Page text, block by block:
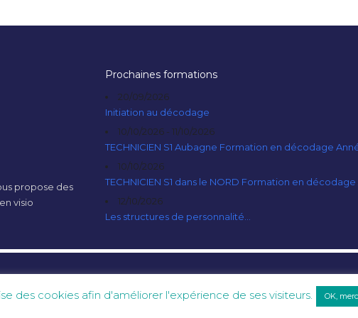
propose des
visio
Prochaines formations
20/09/2026
Initiation au décodage
10/10/2026 - 11/10/2026
TECHNICIEN S1 Aubagne Formation en décodage
10/10/2026
TECHNICIEN S1 dans le NORD Formation en décodage
12/10/2026
Les structures de personnalité...
des cookies afin d'améliorer l'expérience de ses visiteurs. OK,